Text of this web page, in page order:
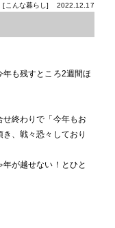
[こんな暮らし] 2022.12.17
も残すところ2週間ほ
終わりで「今年もお
、戦々恐々しており
が越せない！とひと